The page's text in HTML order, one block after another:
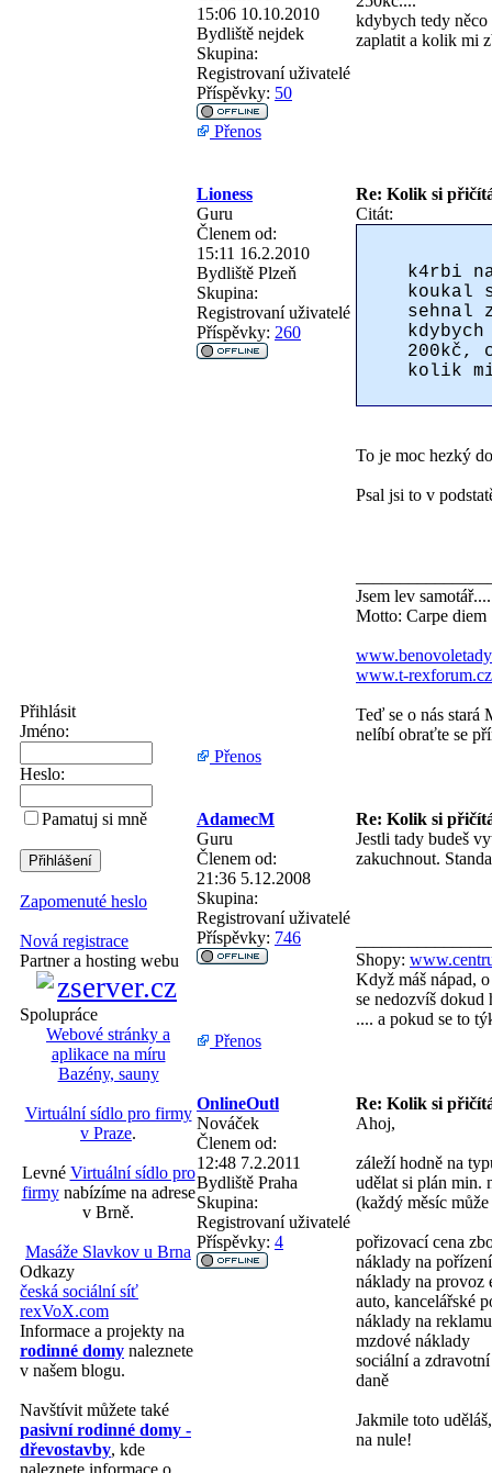
Přihlásit
Jméno:
Heslo:
Pamatuj si mně
Zapomenuté heslo
Nová registrace
Partner a hosting webu
Spolupráce
Webové stránky a
aplikace na míru
Bazény, sauny
Virtuální sídlo pro firmy
v Praze.
Levné Virtuální sídlo pro
firmynabízíme na adrese
v Brně.
Masáže Slavkov u Brna
Odkazy
česká sociální síť
rexVoX.com
Informace a projekty na
rodinné domy naleznete
v našem blogu.
Navštívit můžete také
pasivní rodinné domy -
dřevostavby, kde
naleznete informace o
15:06 10.10.2010
Bydliště nejdek
Skupina:
Registrovaní uživatelé
Příspěvky: 50
kdybych tedy něco
zaplatit a kolik mi
Přenos
Lioness
Re: Kolik si
Guru
Členem od:
15:11 16.2.2010
Bydliště Plzeň
Skupina:
Registrovaní uživatelé
Příspěvky: 260
Citát:
k4rbi
koukal
sehnal
200kč,
kolik
To je moc hezký
Psal jsi to v
Jsem lev
Motto: Carpe diem
www.t-rexforum.cz
Teď se o nás stará
nelíbí obraťte se
Přenos
AdamecM
Re: Kolik si
Guru
Členem od:
21:36 5.12.2008
Skupina:
Registrovaní uživatelé
Příspěvky: 746
Jestli tady budeš
zakuchnout.
Shopy:
Když máš nápad,
se nedozvíš dokud
.... a pokud se to
Přenos
OnlineOutl
Re: Kolik si
Nováček
Členem od:
12:48 7.2.2011
Bydliště Praha
Skupina:
Registrovaní uživatelé
Příspěvky: 4
Ahoj,
záleží hodně na
udělat si plán min.
(každý měsíc
pořizovací cena
náklady na
náklady na provoz
auto, kancelářské
náklady na reklamu
mzdové náklady
sociální a
daně
Jakmile toto
na nule!